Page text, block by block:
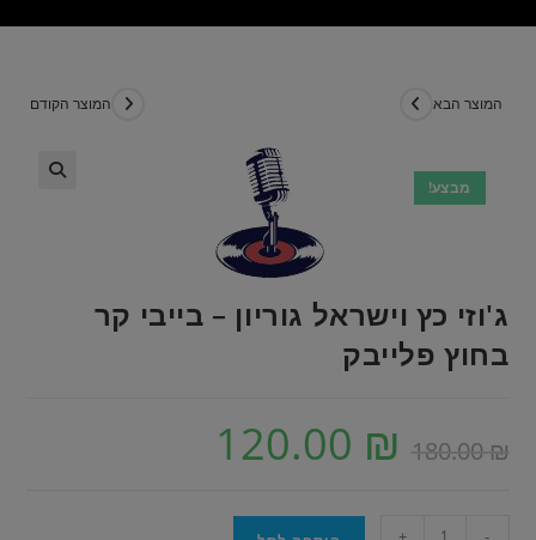
מבצע!
המוצר הקודם המוצר הבא
ג'וזי כץ וישראל גוריון – בייבי קר
בחוץ פלייבק
180.00 ₪
120.00 ₪